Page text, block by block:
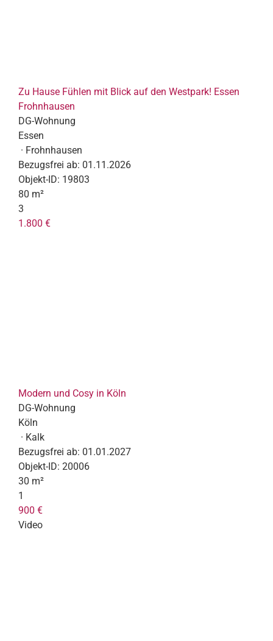
Zu Hause Fühlen mit Blick auf den Westpark! Essen
Frohnhausen
DG-Wohnung
Essen
· Frohnhausen
Bezugsfrei ab: 01.11.2026
Objekt-ID: 19803
80 m²
3
1.800 €
Modern und Cosy in Köln
DG-Wohnung
Köln
· Kalk
Bezugsfrei ab: 01.01.2027
Objekt-ID: 20006
30 m²
1
900 €
Video